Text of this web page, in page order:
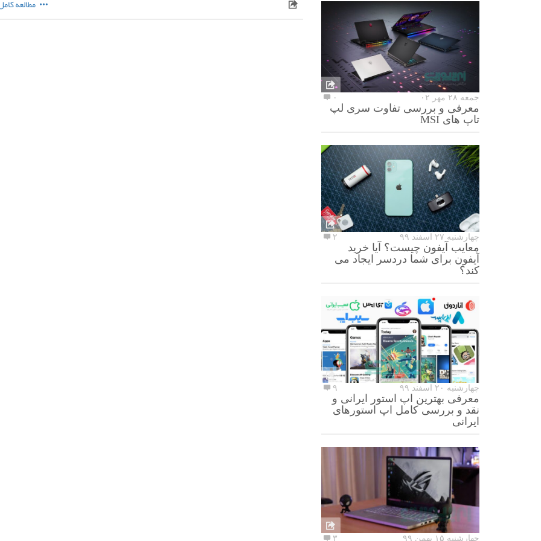
مطالعه
جمعه ۲۸ مهر ۰۲ ۰
معرفی و بررسی تفاوت سری لپ
تاپ های MSI
چهارشنبه ۲۷ اسفند ۹۹ ۲
معایب آیفون چیست؟ آیا خرید
آیفون برای شما دردسر ایجاد می
کند؟
چهارشنبه ۲۰ اسفند ۹۹ ۹
معرفی بهترین اپ استور ایرانی و
نقد و بررسی کامل اپ استورهای
ایرانی
چهارشنبه ۱۵ بهمن ۹۹ ۳